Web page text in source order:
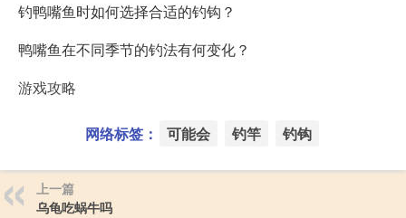
钓鸭嘴鱼时如何选择合适的钓钩？
鸭嘴鱼在不同季节的钓法有何变化？
游戏攻略
网络标签： 可能会 钓竿 钓钩
上一篇
乌龟吃蜗牛吗